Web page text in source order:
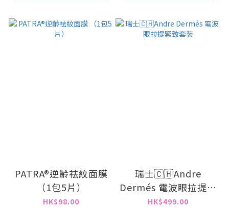
PATRA®逆齡祛紋面膜
（1包5片）
HK$98.00
瑞士🇨🇭Andre
Dermés 電波眼拉提緊
致套裝
HK$499.00